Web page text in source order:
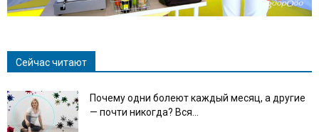
Сейчас читают
Почему одни болеют каждый месяц, а другие
— почти никогда? Вся...